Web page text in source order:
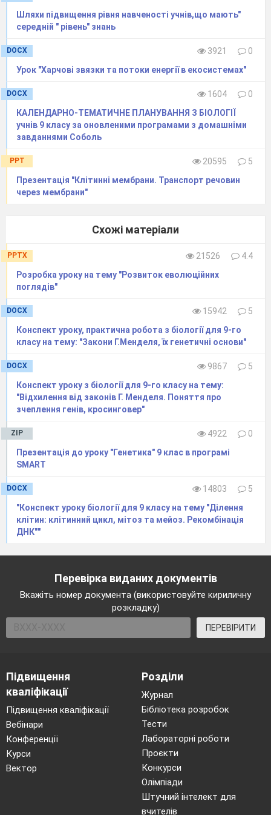
Відомо багато біохімічних процесів, які
відбуваються за участю
живих істот, але серед них є один, без
якого на нашій планеті життя існувати не
може. Цей унікальний процес -
фотосинтез: утворення органічних сполук
з неорганічних завдяки перетворенню
світлової енергії на енергію хімічних
зв’язків синтезованих вуглеводів.
У клітинах рослин фотосинтез
містяться фотосинтезуючі пігменти —
нагадує молекулу гемоглобіну, але в ній
замість атома Феруму присутній атом
Магнію (мал. 92).
(робота з малюнком підручника)
Хлорофіл, а також допоміжні пігменти
(каротиноїди, забарвлені у червоний або
розташовані в мембранах структур
хлоропластів - тилакоїдів .
Вчитель.
Знайдіть відмінність між молекулою
хлорофілу та гемоглобіну
Світлова фаза фотосинтезу
Методичний прийом «Створення
На передньому уроці ви
Шляхи підвищення рівня навченості учнів,що мають"
середній " рівень" знань
DOCX 3921
0
Урок "Харчові звязки та потоки енергії в екосистемах"
DOCX 1604
0
КАЛЕНДАРНО-ТЕМАТИЧНЕ ПЛАНУВАННЯ З БІОЛОГІЇ
учнів 9 класу за оновленими програмами з домашніми
завданнями Соболь
PPT 20595
5
Презентація "Клітинні мембрани. Транспорт речовин
через мембрани"
Схожі матеріали
PPTX 21526
4.4
Розробка уроку на тему "Розвиток еволюційних
поглядів"
DOCX 15942
5
Конспект уроку, практична робота з біології для 9-го
класу на тему: "Закони Г.Менделя, їх генетичні основи"
DOCX 9867
5
Конспект уроку з біології для 9-го класу на тему:
"Відхилення від законів Г. Менделя. Поняття про
зчеплення генів, кросинговер"
ZIP 4922
0
Презентація до уроку "Генетика" 9 клас в програмі
SMART
DOCX 14803
5
"Конспект уроку біології для 9 класу на тему "Ділення
клітин: клітинний цикл, мітоз та мейоз. Рекомбінація
ДНК""
Перевірка виданих документів
Вкажіть номер документа (використовуйте кириличну
розкладку)
ПЕРЕВІРИТИ
Підвищення
кваліфікації
Підвищення кваліфікації
Вебінари
Конференції
Курси
Вектор
Розділи
Журнал
Бібліотека розробок
Тести
Лабораторні роботи
Проєкти
Конкурси
Олімпіади
Штучний інтелект для
вчителів